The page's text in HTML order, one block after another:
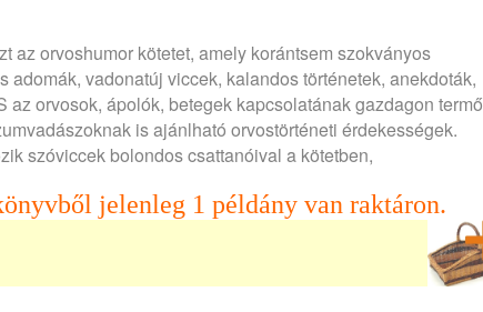
az orvoshumor kötetet, amely korántsem szokványos
vadonatúj viccek, kalandos történetek, anekdoták,
orvosok, ápolók, betegek kapcsolatának gazdagon termő
is ajánlható orvostörténeti érdekességek.
szóviccek bolondos csattanóival a kötetben,
jelenleg 1 példány van raktáron.